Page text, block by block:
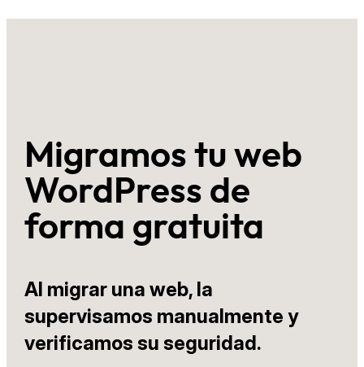
Migramos tu web
WordPress de
forma gratuita
Al migrar una web, la
supervisamos manualmente y
verificamos su seguridad.